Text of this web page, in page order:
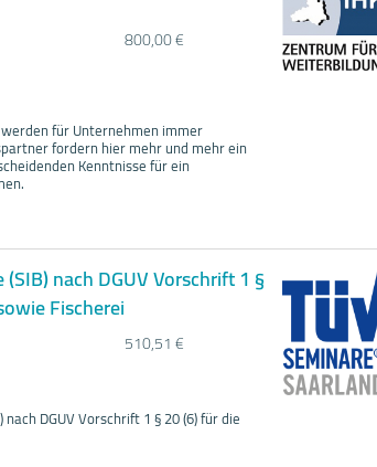
800,00 €
für Unternehmen immer
fordern hier mehr und mehr ein
Kenntnisse für ein
nach DGUV Vorschrift 1 §
Fischerei
510,51 €
DGUV Vorschrift 1 § 20 (6) für die